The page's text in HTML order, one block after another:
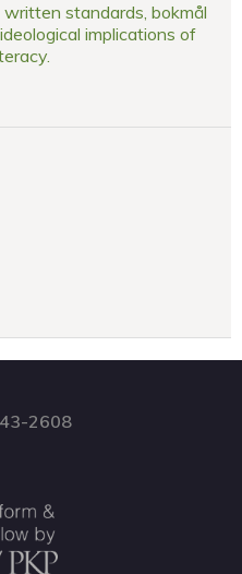
standards, bokmål
implications of
2608